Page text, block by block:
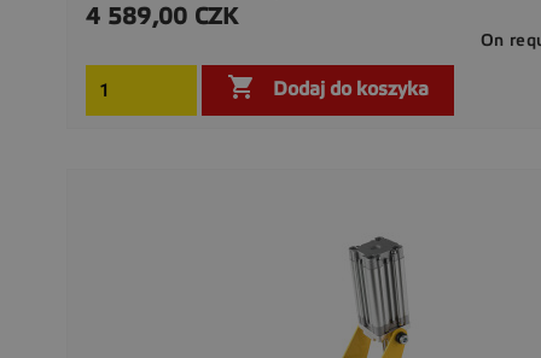
Cena
4 589,00 CZK
On
 Dodaj do koszyka